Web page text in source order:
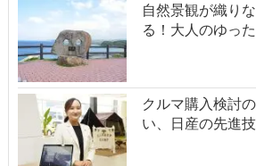
自然景観が織り
る！大人のゆっ
クルマ購入検討
い、日産の先進